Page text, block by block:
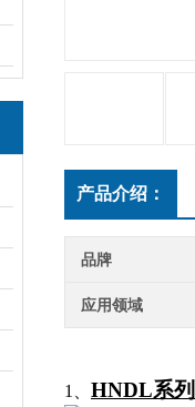
产品介绍：
品牌
应用领域
1、 HNDL系